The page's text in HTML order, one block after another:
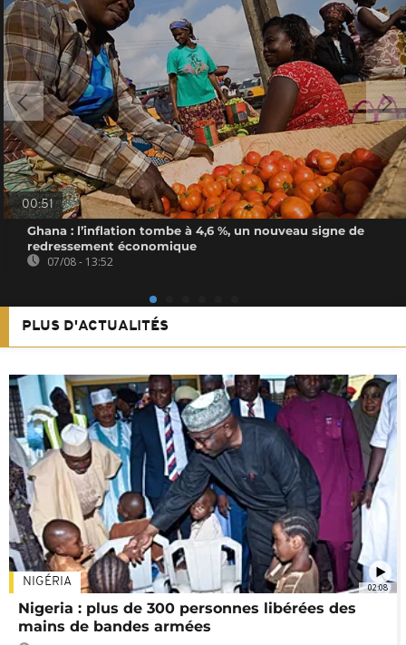
00:51
Ghana : l’inflation tombe à 4,6 %, un nouveau signe de
redressement économique
07/08 - 13:52
PLUS D'ACTUALITÉS
02:08
NIGÉRIA
Nigeria : plus de 300 personnes libérées des
mains de bandes armées